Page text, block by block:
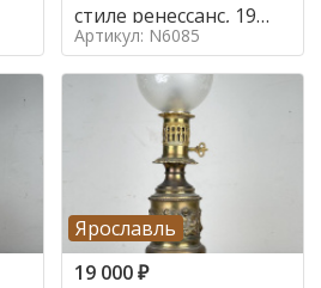
стиле ренессанс, 19
век
Артикул: N6085
Ярославль
19 000₽